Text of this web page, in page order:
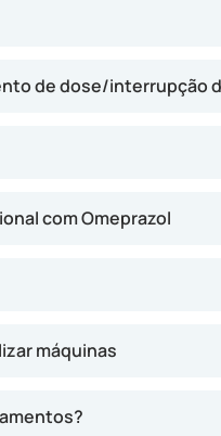
de dose/interrupção
com Omeprazol
máquinas